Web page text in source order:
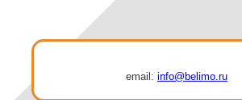
email: info@belimo.ru